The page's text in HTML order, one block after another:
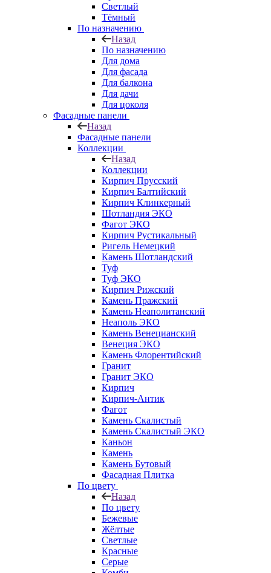
Светлый
Тёмный
По назначению
Назад
По назначению
Для дома
Для фасада
Для балкона
Для дачи
Для цоколя
Фасадные панели
Назад
Фасадные панели
Коллекции
Назад
Коллекции
Кирпич Прусский
Кирпич Балтийский
Кирпич Клинкерный
Шотландия ЭКО
Фагот ЭКО
Кирпич Рустикальный
Ригель Немецкий
Камень Шотландский
Туф
Туф ЭКО
Кирпич Рижский
Камень Пражский
Камень Неаполитанский
Неаполь ЭКО
Камень Венецианский
Венеция ЭКО
Камень Флорентийский
Гранит
Гранит ЭКО
Кирпич
Кирпич-Антик
Фагот
Камень Скалистый
Камень Скалистый ЭКО
Каньон
Камень
Камень Бутовый
Фасадная Плитка
По цвету
Назад
По цвету
Бежевые
Жёлтые
Светлые
Красные
Серые